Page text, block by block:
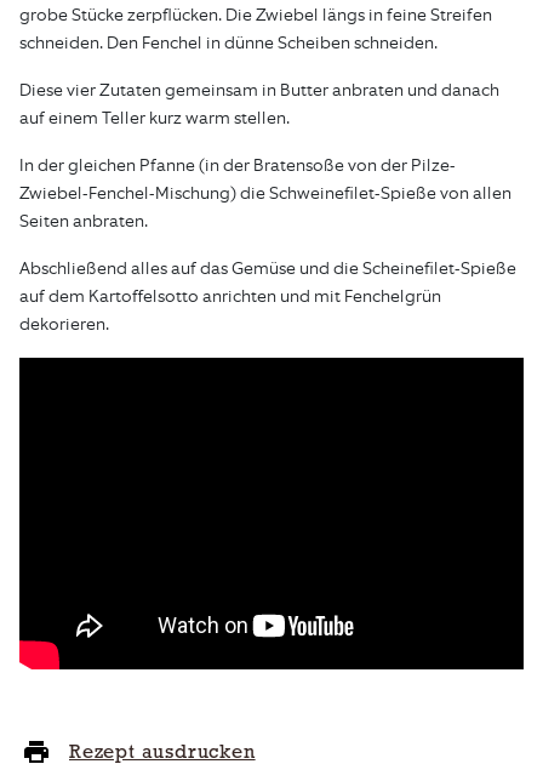
grobe Stücke zerpflücken. Die Zwiebel längs in feine Streifen
schneiden. Den Fenchel in dünne Scheiben schneiden.
Diese vier Zutaten gemeinsam in Butter anbraten und danach
auf einem Teller kurz warm stellen.
In der gleichen Pfanne (in der Bratensoße von der Pilze-
Zwiebel-Fenchel-Mischung) die Schweinefilet-Spieße von allen
Seiten anbraten.
Abschließend alles auf das Gemüse und die Scheinefilet-Spieße
auf dem Kartoffelsotto anrichten und mit Fenchelgrün
dekorieren.
Rezept ausdrucken